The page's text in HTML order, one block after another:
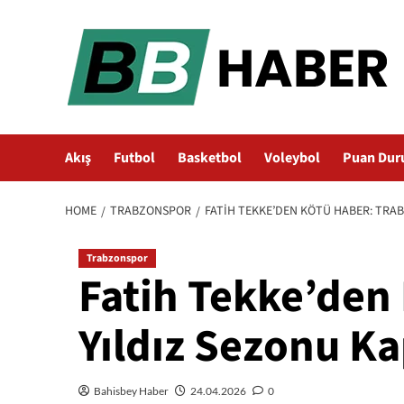
Akış Futbol Basketbol Voleybol Puan
HOME TRABZONSPOR FATIH TEKKE’DEN KÖTÜ HABER:
Trabzonspor
Fatih
Yıldız Sezonu
Bahisbey Haber 24.04.2026 0